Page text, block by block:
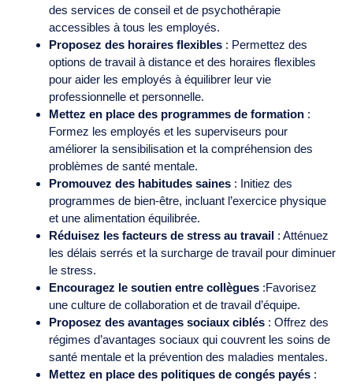
des services de conseil et de psychothérapie
accessibles à tous les employés.
Proposez des horaires flexibles : Permettez des
options de travail à distance et des horaires flexibles
pour aider les employés à équilibrer leur vie
professionnelle et personnelle.
Mettez en place des programmes de formation :
Formez les employés et les superviseurs pour
améliorer la sensibilisation et la compréhension des
problèmes de santé mentale.
Promouvez des habitudes saines : Initiez des
programmes de bien-être, incluant l’exercice physique
et une alimentation équilibrée.
Réduisez les facteurs de stress au travail : Atténuez
les délais serrés et la surcharge de travail pour diminuer
le stress.
Encouragez le soutien entre collègues :Favorisez
une culture de collaboration et de travail d’équipe.
Proposez des avantages sociaux ciblés : Offrez des
régimes d’avantages sociaux qui couvrent les soins de
santé mentale et la prévention des maladies mentales.
Mettez en place des politiques de congés payés :